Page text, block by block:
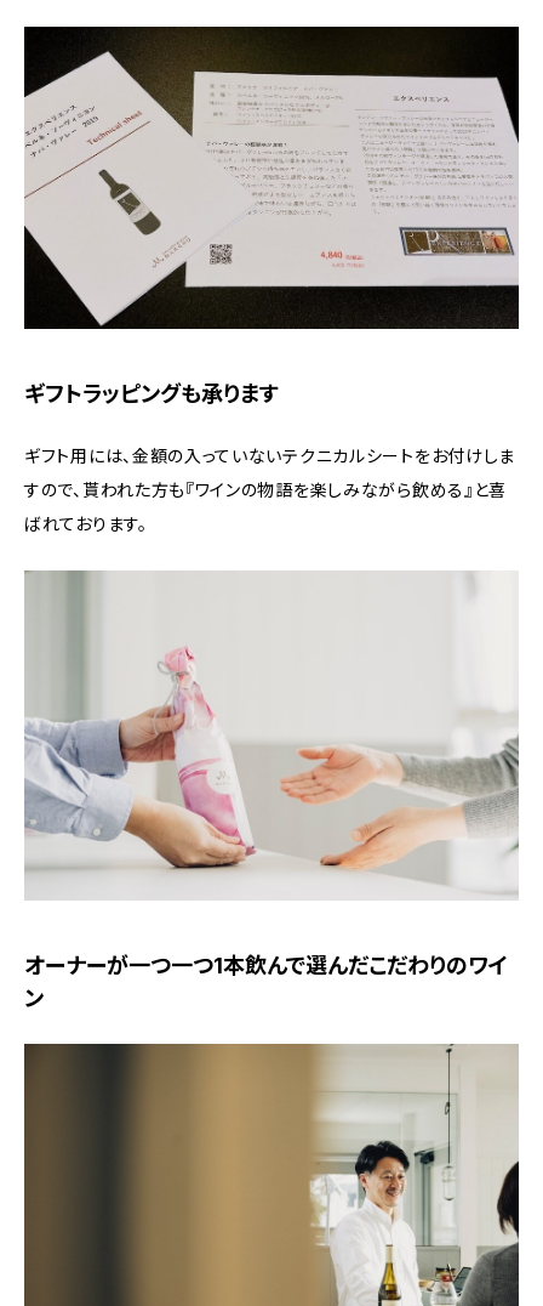
ギフトラッピングも承ります
ギフト用には、金額の入っていないテクニカルシートをお付けしま
すので、貰われた方も『ワインの物語を楽しみながら飲める』と喜
ばれております。
オーナーが一つ一つ1本飲んで選んだこだわりのワイ
ン